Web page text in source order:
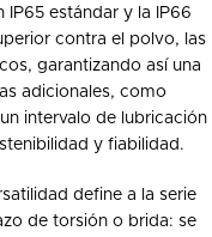
estándar y la IP66
contra el polvo, las
garantizando así una
adicionales, como
intervalo de lubricación
y fiabilidad.
define a la serie
de torsión o brida: se